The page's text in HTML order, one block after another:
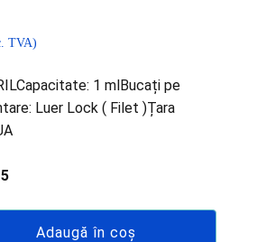
TVA)
1 mlBucați pe
Luer Lock ( Filet )Țara
Adaugă în coș